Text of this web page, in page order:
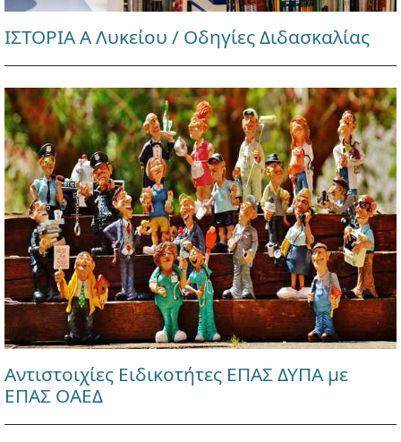
ΙΣΤΟΡΙΑ Α Λυκείου / Οδηγίες Διδασκαλίας
Αντιστοιχίες Ειδικοτήτες ΕΠΑΣ ΔΥΠΑ με
ΕΠΑΣ ΟΑΕΔ